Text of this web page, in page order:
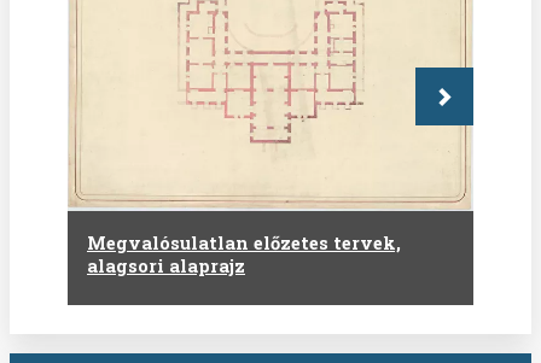
Megvalósulatlan előzetes tervek,
alagsori alaprajz
Következő